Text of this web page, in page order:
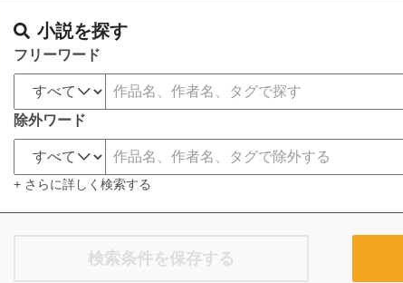
小説を探す
フリーワード
除外ワード
+ さらに詳しく検索する
検索条件を保存する